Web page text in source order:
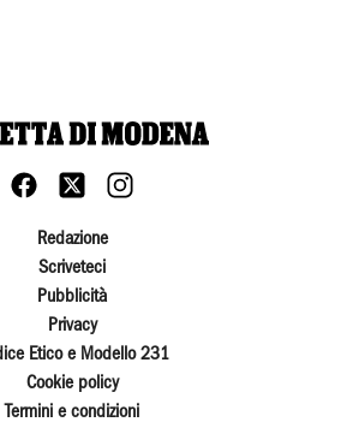
Redazione
Scriveteci
Pubblicità
Privacy
Etico e Modello 231
Cookie policy
Termini e condizioni